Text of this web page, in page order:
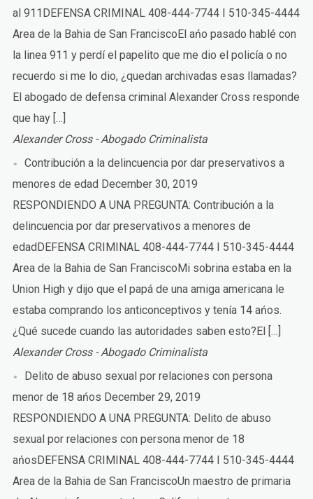
al 911DEFENSA CRIMINAL 408-444-7744 I 510-345-4444
Area de la Bahia de San FranciscoEl ańo pasado hablé con
la linea 911 y perdí el papelito que me dio el policía o no
recuerdo si me lo dio, ¿quedan archivadas esas llamadas?
El abogado de defensa criminal Alexander Cross responde
que hay […]
Alexander Cross - Abogado Criminalista
Contribución a la delincuencia por dar preservativos a
menores de edad December 30, 2019
RESPONDIENDO A UNA PREGUNTA: Contribución a la
delincuencia por dar preservativos a menores de
edadDEFENSA CRIMINAL 408-444-7744 I 510-345-4444
Area de la Bahia de San FranciscoMi sobrina estaba en la
Union High y dijo que el papá de una amiga americana le
estaba comprando los anticonceptivos y tenía 14 ańos.
¿Qué sucede cuando las autoridades saben esto?El […]
Alexander Cross - Abogado Criminalista
Delito de abuso sexual por relaciones con persona
menor de 18 ańos December 29, 2019
RESPONDIENDO A UNA PREGUNTA: Delito de abuso
sexual por relaciones con persona menor de 18
ańosDEFENSA CRIMINAL 408-444-7744 I 510-345-4444
Area de la Bahia de San FranciscoUn maestro de primaria